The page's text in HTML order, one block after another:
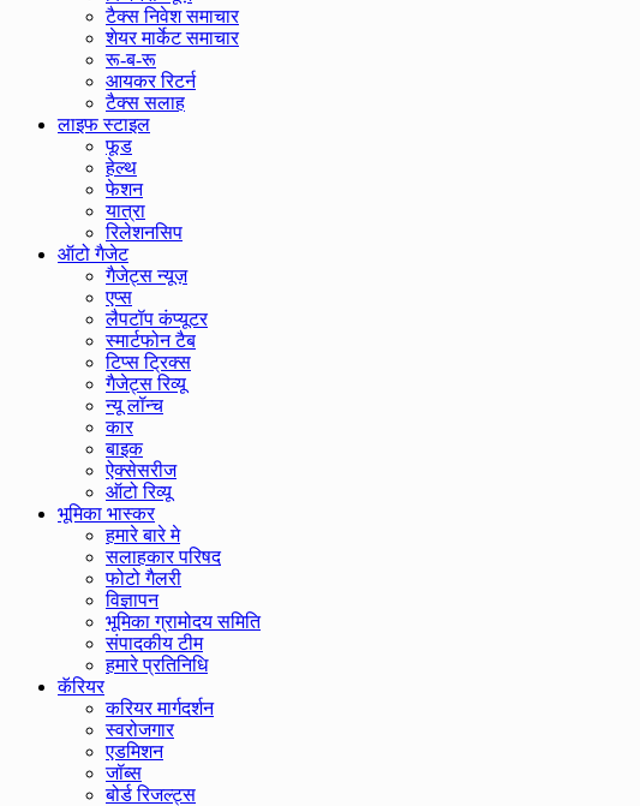
टैक्स निवेश समाचार
शेयर मार्केट समाचार
रू-ब-रू
आयकर रिटर्न
टैक्स सलाह
लाइफ स्टाइल
फूड
हेल्थ
फेशन
यात्रा
रिलेशनसिप
ऑटो गैजेट
गैजेट्स न्यूज़
एप्स
लैपटॉप कंप्यूटर
स्मार्टफोन टैब
टिप्स ट्रिक्स
गैजेट्स रिव्यू
न्यू लॉन्च
कार
बाइक
ऐक्सेसरीज
ऑटो रिव्यू
भूमिका भास्कर
हमारे बारे मे
सलाहकार परिषद
फोटो गैलरी
विज्ञापन
भूमिका ग्रामोदय समिति
संपादकीय टीम
हमारे प्रतिनिधि
कॅरियर
करियर मार्गदर्शन
स्वरोजगार
एडमिशन
जॉब्स
बोर्ड रिजल्ट्स